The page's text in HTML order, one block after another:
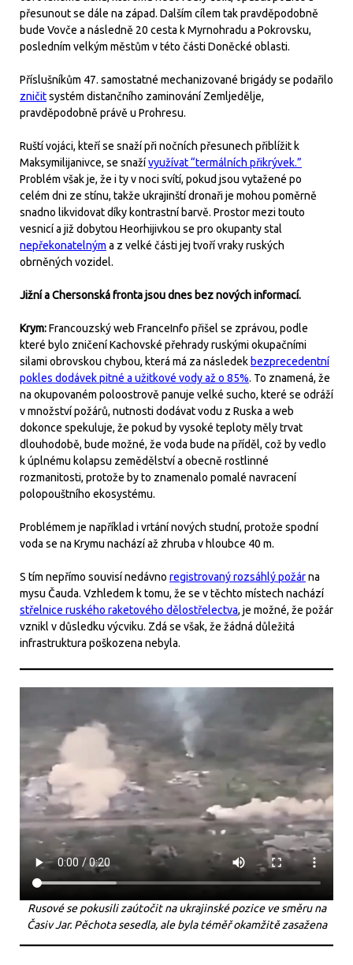
přesunout se dále na západ. Dalším cílem tak pravděpodobně
bude Vovče a následně 20 cesta k Myrnohradu a Pokrovsku,
posledním velkým městům v této části Doněcké oblasti.
Příslušníkům 47. samostatné mechanizované brigády se podařilo
zničitsystém distančního zaminování Zemljedělje,
pravděpodobně právě u Prohresu.
Ruští vojáci, kteří se snaží při nočních přesunech přiblížit k
Maksymilijanivce, se snažívyužívat “termálních přikrývek.”
Problém však je, že i ty v noci svítí, pokud jsou vytažené po
celém dni ze stínu, takže ukrajinští dronaři je mohou poměrně
snadno likvidovat díky kontrastní barvě. Prostor mezi touto
vesnicí a již dobytou Heorhijivkou se pro okupanty stal
nepřekonatelným a z velké části jej tvoří vraky ruských
obrněných vozidel.
Jižní a Chersonská fronta jsou dnes bez nových informací.
Krym:Francouzský web FranceInfo přišel se zprávou, podle
které bylo zničení Kachovské přehrady ruskými okupačními
silami obrovskou chybou, která má za následek bezprecedentní
pokles dodávek pitné a užitkové vody až o 85%. To znamená, že
na okupovaném poloostrově panuje velké sucho, které se odráží
v množství požárů, nutnosti dodávat vodu z Ruska a web
dokonce spekuluje, že pokud by vysoké teploty měly trvat
dlouhodobě, bude možné, že voda bude na příděl, což by vedlo
k úplnému kolapsu zemědělství a obecně rostlinné
rozmanitosti, protože by to znamenalo pomalé navracení
polopouštního ekosystému.
Problémem je například i vrtání nových studní, protože spodní
voda se na Krymu nachází až zhruba v hloubce 40 m.
S tím nepřímo souvisí nedávno registrovaný rozsáhlý požárna
mysu Čauda. Vzhledem k tomu, že se v těchto místech nachází
střelnice ruského raketového dělostřelectva, je možné, že požár
vznikl v důsledku výcviku. Zdá se však, že žádná důležitá
infrastruktura poškozena nebyla.
Rusové se pokusili zaútočit na ukrajinské pozice ve směru na
Časiv Jar. Pěchota sesedla, ale byla téměř okamžitě zasažena